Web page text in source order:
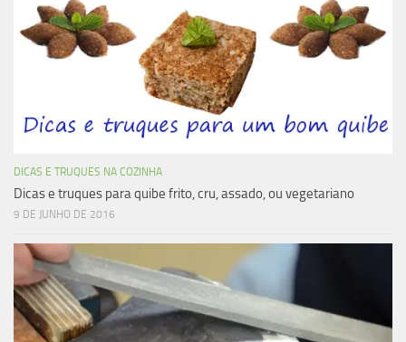
DICAS E TRUQUES NA COZINHA
Dicas e truques para quibe frito, cru, assado, ou vegetariano
9 DE JUNHO DE 2016